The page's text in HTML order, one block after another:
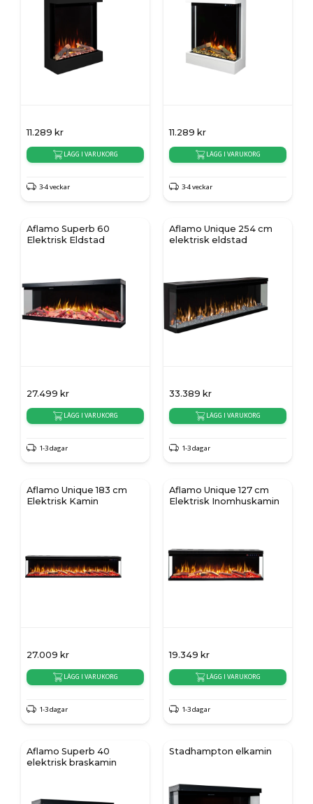
11.289 kr
LÄGG I VARUKORG
3-4 veckar
11.289 kr
LÄGG I VARUKORG
3-4 veckar
Aflamo Superb 60
Elektrisk Eldstad
27.499 kr
LÄGG I VARUKORG
1-3 dagar
Aflamo Unique 254 cm
elektrisk eldstad
33.389 kr
LÄGG I VARUKORG
1-3 dagar
Aflamo Unique 183 cm
Elektrisk Kamin
27.009 kr
LÄGG I VARUKORG
1-3 dagar
Aflamo Unique 127 cm
Elektrisk Inomhuskamin
19.349 kr
LÄGG I VARUKORG
1-3 dagar
Aflamo Superb 40
elektrisk braskamin
Stadhampton elkamin